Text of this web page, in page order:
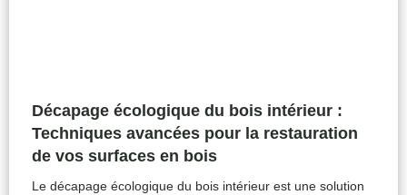
Décapage écologique du bois intérieur :
Techniques avancées pour la restauration
de vos surfaces en bois
Le décapage écologique du bois intérieur est une solution